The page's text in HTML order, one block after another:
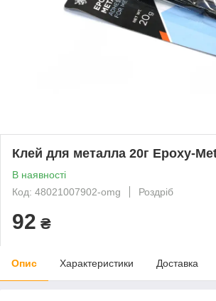
Клей для металла 20г Epoxy-
В наявності
Код: 48021007902-omg
Роздріб
92 ₴
Опис Характеристики Доставка